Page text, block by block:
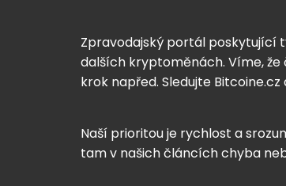
Zpravodajský portál poskytující
dalších kryptoměnách. Víme, že
krok napřed. Sledujte Bitcoine.cz
Naší prioritou je rychlost a
tam v našich článcích chyba